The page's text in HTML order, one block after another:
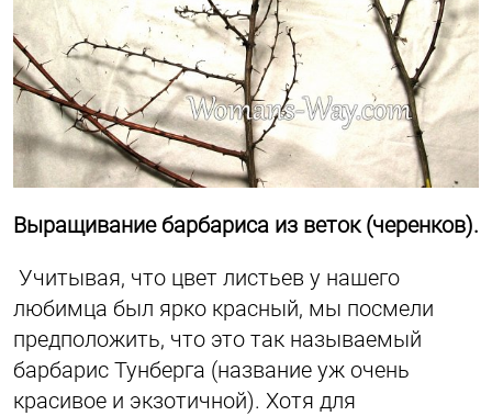
Выращивание барбариса из веток (черенков).
Учитывая, что цвет листьев у нашего
любимца был ярко красный, мы посмели
предположить, что это так называемый
барбарис Тунберга (название уж очень
красивое и экзотичной). Хотя для